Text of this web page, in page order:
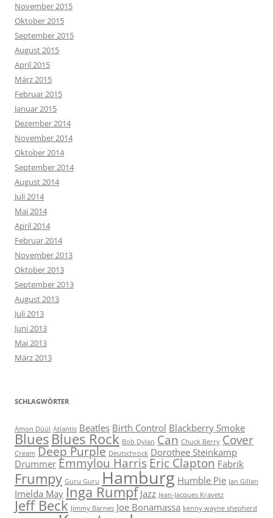
November 2015
Oktober 2015
September 2015
August 2015
April 2015
März 2015
Februar 2015
Januar 2015
Dezember 2014
November 2014
Oktober 2014
September 2014
August 2014
Juli 2014
Mai 2014
April 2014
Februar 2014
November 2013
Oktober 2013
September 2013
August 2013
Juli 2013
Juni 2013
Mai 2013
März 2013
SCHLAGWÖRTER
Amon Düül Atlantis Beatles Birth Control Blackberry Smoke
BluesBlues Rock Bob Dylan Can Chuck Berry Cover
Cream Deep Purple Deutschrock Dorothee Steinkamp
Drummer Emmylou Harris Eric Clapton Fabrik
Frumpy Guru Guru Hamburg Humble Pie Ian Gillan
Imelda May Inga Rumpf Jazz Jean-Jacques Kravetz
Jeff Beck Jimmy Barnes Joe Bonamassa kenny wayne shepherd